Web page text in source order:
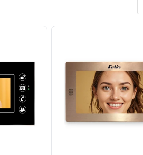
آیفون تصویری سیماران
ریموت بلوتوثی جک و کرکره
فرکانس 433 طرح آزرایی
پکیج دزدگیر سایلکس با یک